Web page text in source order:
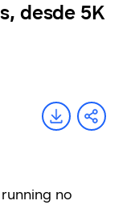
desde 5K
no